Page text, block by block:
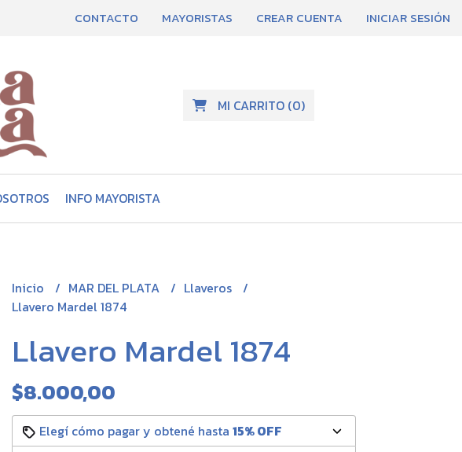
CONTACTO MAYORISTAS CREAR CUENTA INICIAR SESIÓN
MI CARRITO(0)
INFO MAYORISTA
Inicio MAR DEL PLATA
Llaveros
Llavero Mardel 1874
Llavero Mardel 1874
$8.000,00
Elegí cómo pagar y obtené hasta 15% OFF